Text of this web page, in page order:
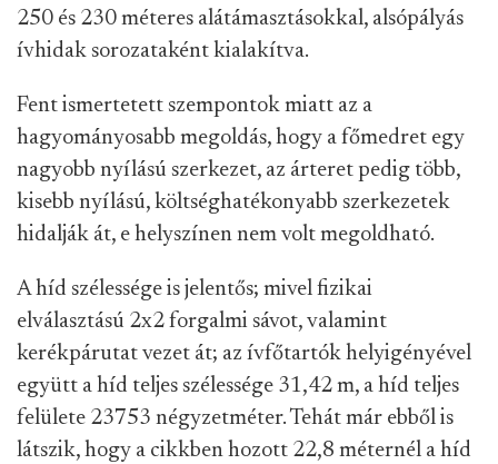
250 és 230 méteres alátámasztásokkal, alsópályás
ívhidak sorozataként kialakítva.
Fent ismertetett szempontok miatt az a
hagyományosabb megoldás, hogy a főmedret egy
nagyobb nyílású szerkezet, az árteret pedig több,
kisebb nyílású, költséghatékonyabb szerkezetek
hidalják át, e helyszínen nem volt megoldható.
A híd szélessége is jelentős; mivel fizikai
elválasztású 2x2 forgalmi sávot, valamint
kerékpárutat vezet át; az ívfőtartók helyigényével
együtt a híd teljes szélessége 31,42 m, a híd teljes
felülete 23753 négyzetméter. Tehát már ebből is
látszik, hogy a cikkben hozott 22,8 méternél a híd